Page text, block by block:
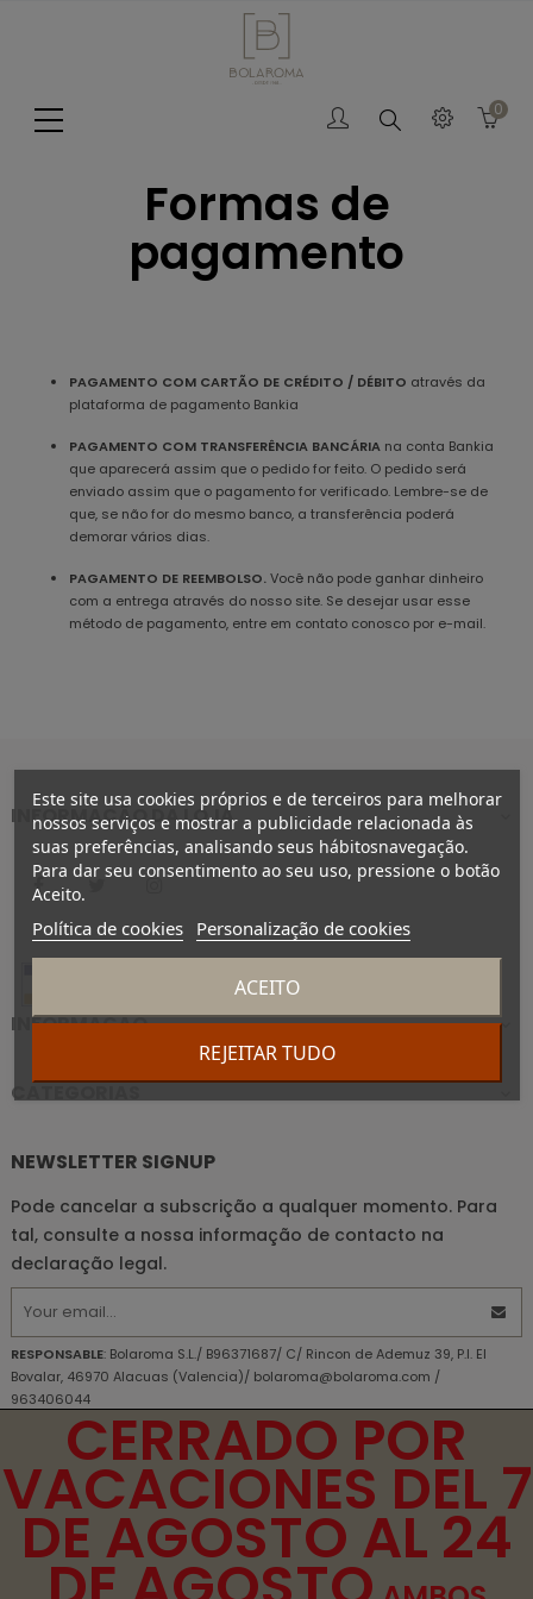
CERRADO POR
VACACIONES DEL 7
DE AGOSTO AL 24
Search 0
Este site usa cookies próprios e de terceiros para melhorar
nossos serviços e mostrar a publicidade relacionada às
suas preferências, analisando seus hábitosnavegação.
Para dar seu consentimento ao seu uso, pressione o botão
Aceito.
Política de cookies Personalização de cookies
REJEITAR TUDO
ACEITO
Formas de
pagamento
PAGAMENTO COM CARTÃO DE CRÉDITO / DÉBITO através da
plataforma de pagamento Bankia
PAGAMENTO COM TRANSFERÊNCIA BANCÁRIA na conta Bankia
que aparecerá assim que o pedido for feito. O pedido será
enviado assim que o pagamento for verificado. Lembre-se de
que, se não for do mesmo banco, a transferência poderá
demorar vários dias.
PAGAMENTO DE REEMBOLSO.Você não pode ganhar dinheiro
com a entrega através do nosso site. Se desejar usar esse
método de pagamento, entre em contato conosco por e-mail.
INFORMAÇÃO DA LOJA
FacebookTwitter Instagram
INFORMÃÇAO 
CATEGORIAS
NEWSLETTER SIGNUP
Pode cancelar a subscrição a qualquer momento. Para
tal, consulte a nossa informação de contacto na
declaração legal.
RESPONSABLE: Bolaroma S.L./ B96371687/ C/ Rincon de Ademuz 39, P.I. El
Bovalar, 46970 Alacuas (Valencia)/ bolaroma@bolaroma.com /
963406044
OBJETIVO PRINCIPAL: Responda às perguntas e envie as informações
solicitadas.
DIREITOS
: DIREITOS Acesso, retificação, exclusão e portabilidade de seus
dados, de limitação e oposição ao seu processamento, além de não estar
sujeito a decisões baseadas apenas no processamento automatizado de
seus dados, quando apropriado.
INFORMAÇÕES ADICIONAIS
: Você pode consultar informações adicionais e
detalhadas sobre nossa Política de Privacidadeaqui